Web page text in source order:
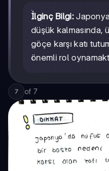
İlginç Bilgi:
düşük kalmasında,
göçe karşı katı
önemli rol
7 of 7